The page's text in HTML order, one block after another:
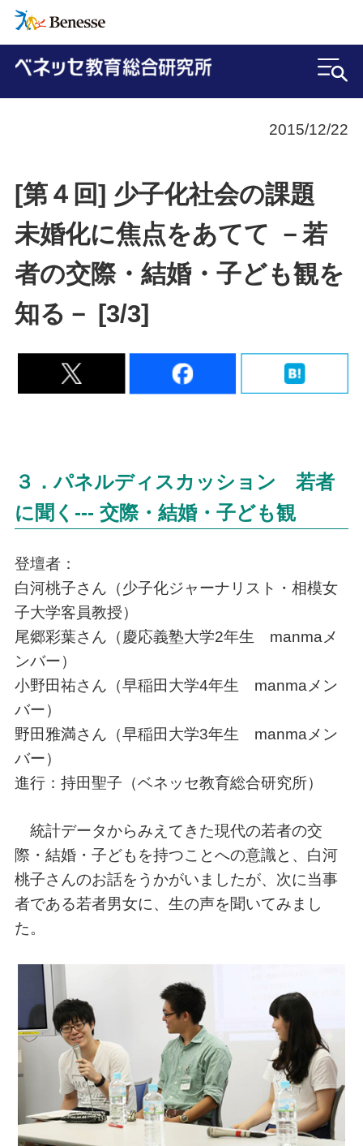
2015/12/22
[第４回] 少子化社会の課題
未婚化に焦点をあてて －若
者の交際・結婚・子ども観を
知る－ [3/3]
３．パネルディスカッション 若者
に聞く--- 交際・結婚・子ども観
登壇者：
白河桃子さん（少子化ジャーナリスト・相模女
子大学客員教授）
尾郷彩葉さん（慶応義塾大学2年生 manmaメ
ンバー）
小野田祐さん（早稲田大学4年生 manmaメン
バー）
野田雅満さん（早稲田大学3年生 manmaメン
バー）
進行：持田聖子（ベネッセ教育総合研究所）
統計データからみえてきた現代の若者の交
際・結婚・子どもを持つことへの意識と、白河
桃子さんのお話をうかがいましたが、次に当事
者である若者男女に、生の声を聞いてみまし
た。